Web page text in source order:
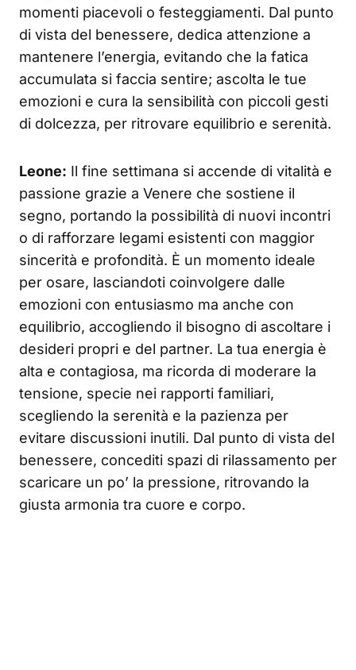
momenti piacevoli o festeggiamenti. Dal punto
di vista del benessere, dedica attenzione a
mantenere l’energia, evitando che la fatica
accumulata si faccia sentire; ascolta le tue
emozioni e cura la sensibilità con piccoli gesti
di dolcezza, per ritrovare equilibrio e serenità.
Leone: Il fine settimana si accende di vitalità e
passione grazie a Venere che sostiene il
segno, portando la possibilità di nuovi incontri
o di rafforzare legami esistenti con maggior
sincerità e profondità. È un momento ideale
per osare, lasciandoti coinvolgere dalle
emozioni con entusiasmo ma anche con
equilibrio, accogliendo il bisogno di ascoltare i
desideri propri e del partner. La tua energia è
alta e contagiosa, ma ricorda di moderare la
tensione, specie nei rapporti familiari,
scegliendo la serenità e la pazienza per
evitare discussioni inutili. Dal punto di vista del
benessere, concediti spazi di rilassamento per
scaricare un po’ la pressione, ritrovando la
giusta armonia tra cuore e corpo.